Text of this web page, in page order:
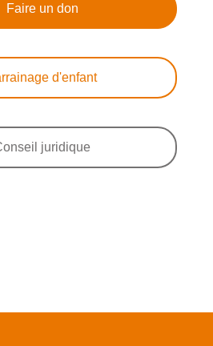
Faire un don
d'enfant
juridique